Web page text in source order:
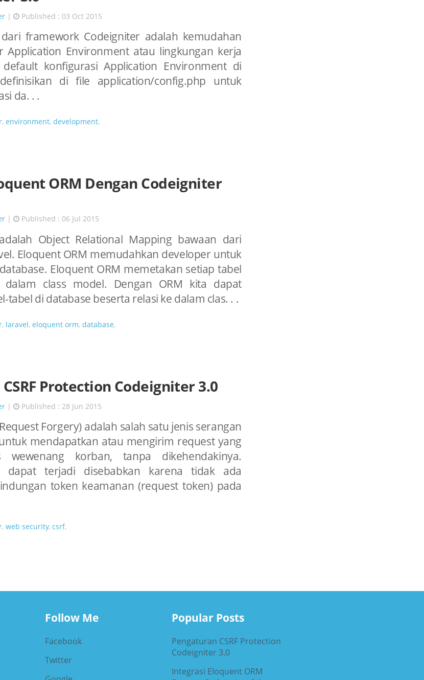
| Published : 03 Oct 2015
framework Codeigniter adalah kemudahan
Application Environment atau lingkungan kerja
default konfigurasi Application Environment di
di file application/config.php untuk
da. . .
, environment, development,
ORM Dengan Codeigniter
| Published : 06 Jul 2015
Object Relational Mapping bawaan dari
Eloquent ORM memudahkan developer untuk
Eloquent ORM memetakan setiap tabel
class model. Dengan ORM kita dapat
tabel di database beserta relasi ke dalam clas. . .
, laravel, eloquent orm, database,
Protection Codeigniter 3.0
| Published : 28 Jun 2015
Request Forgery) adalah salah satu jenis serangan
mendapatkan atau mengirim request yang
wewenang korban, tanpa dikehendakinya.
dapat terjadi disebabkan karena tidak ada
token keamanan (request token) pada
, web security, csrf,
Follow Me
Facebook
Twitter
Popular Posts
Pengaturan CSRF Protection
Codeigniter 3.0
Integrasi Eloquent ORM